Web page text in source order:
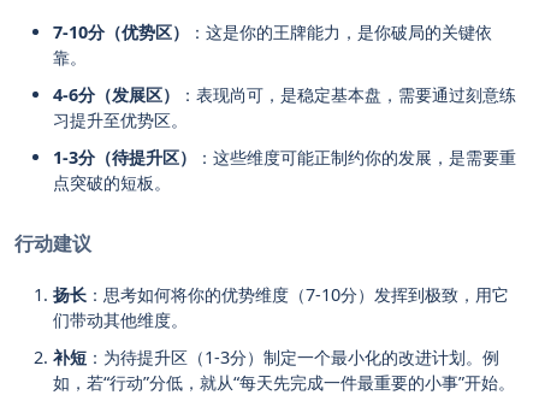
7-10分（优势区）
：这是你的王牌能力，是你破局的关键依
靠。
4-6分（发展区）
：表现尚可，是稳定基本盘，需要通过刻意练
习提升至优势区。
1-3分（待提升区）
：这些维度可能正制约你的发展，是需要重
点突破的短板。
行动建议
扬长 ：思考如何将你的优势维度（7-10分）发挥到极致，用它
们带动其他维度。
补短 ：为待提升区（1-3分）制定一个最小化的改进计划。例
如，若“行动”分低，就从“每天先完成一件最重要的小事”开始。